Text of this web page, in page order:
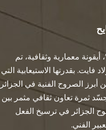
أيقونة معمارية وثقافية، تم
بمدينة أولاد فايت. بقدرتها الاستيعابية التي
تُعدّ من أبرز الصروح الفنية في الجزائر
ثمرة تعاون ثقافي مثمر بين
الجزائر في ترسيخ الفعل
الفني.